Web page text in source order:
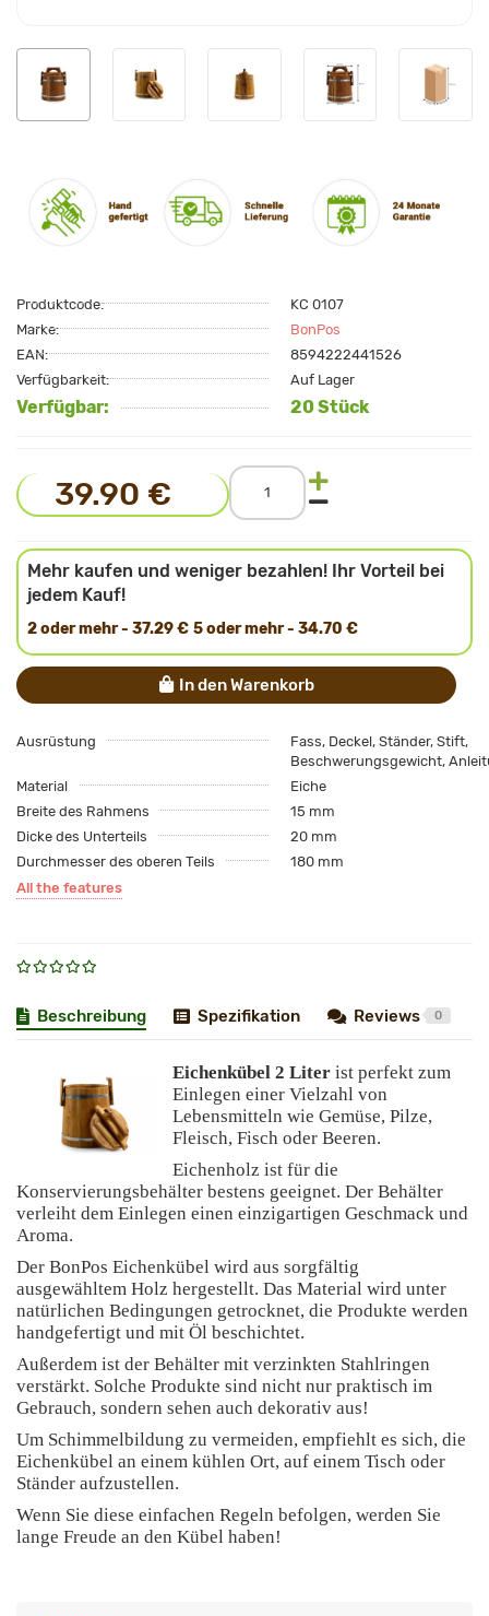
Produktcode:
KC 0107
Marke:
BonPos
EAN:
8594222441526
Verfügbarkeit:
Auf Lager
Verfügbar: 20 Stück
39.90 €
Mehr kaufen und weniger bezahlen! Ihr Vorteil bei
jedem Kauf!
2 oder mehr - 37.29 € 5 oder mehr - 34.70 €
In den Warenkorb
Ausrüstung
Fass, Deckel, Ständer, Stift,
Beschwerungsgewicht,
Material
Eiche
Breite des Rahmens
15 mm
Dicke des Unterteils
20 mm
Durchmesser des oberen Teils
180 mm
All the features
Beschreibung Spezifikation Reviews 0
Eichenkübel 2 Liter ist perfekt zum
Einlegen einer Vielzahl von
Lebensmitteln wie Gemüse, Pilze,
Fleisch, Fisch oder Beeren.
Eichenholz ist für die
Konservierungsbehälter bestens geeignet. Der Behälter
verleiht dem Einlegen einen einzigartigen Geschmack und
Aroma.
Der BonPos Eichenkübel wird aus sorgfältig
ausgewähltem Holz hergestellt. Das Material wird unter
natürlichen Bedingungen getrocknet, die Produkte werden
handgefertigt und mit Öl beschichtet.
Außerdem ist der Behälter mit verzinkten Stahlringen
verstärkt. Solche Produkte sind nicht nur praktisch im
Gebrauch, sondern sehen auch dekorativ aus!
Um Schimmelbildung zu vermeiden, empfiehlt es sich, die
Eichenkübel an einem kühlen Ort, auf einem Tisch oder
Ständer aufzustellen.
Wenn Sie diese einfachen Regeln befolgen, werden Sie
lange Freude an den Kübel haben!